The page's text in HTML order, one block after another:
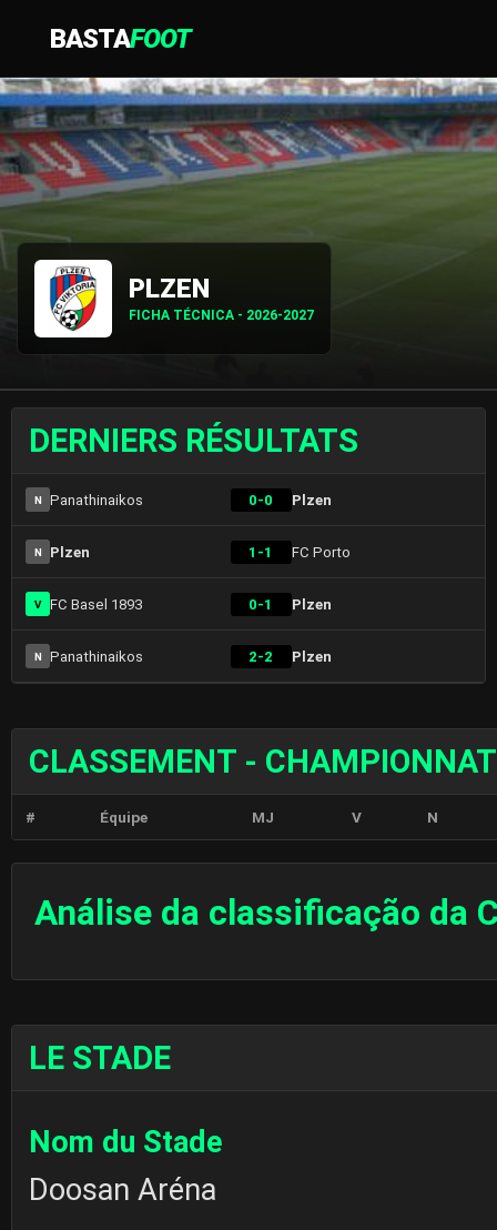
BASTAFOOT
PLZEN
FICHA TÉCNICA - 2026-2027
DERNIERS RÉSULTATS
N Panathinaikos 0-0 Plzen
N Plzen 1-1 FC Porto
V FC Basel 1893 0-1 Plzen
N Panathinaikos 2-2 Plzen
CLASSEMENT - CHAMPIONNAT
# Équipe MJ V N
Análise da classificação da
LE STADE
Nom du Stade
Doosan Aréna